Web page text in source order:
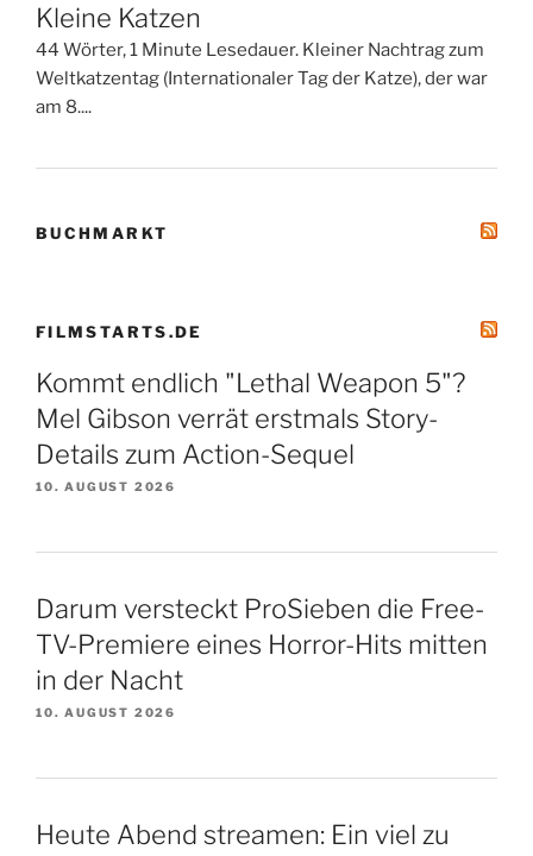
Kleine Katzen
44 Wörter, 1 Minute Lesedauer. Kleiner Nachtrag zum
Weltkatzentag (Internationaler Tag der Katze), der war
am 8....
BUCHMARKT
FILMSTARTS.DE
Kommt endlich "Lethal Weapon 5"?
Mel Gibson verrät erstmals Story-
Details zum Action-Sequel
10. AUGUST 2026
Darum versteckt ProSieben die Free-
TV-Premiere eines Horror-Hits mitten
in der Nacht
10. AUGUST 2026
Heute Abend streamen: Ein viel zu